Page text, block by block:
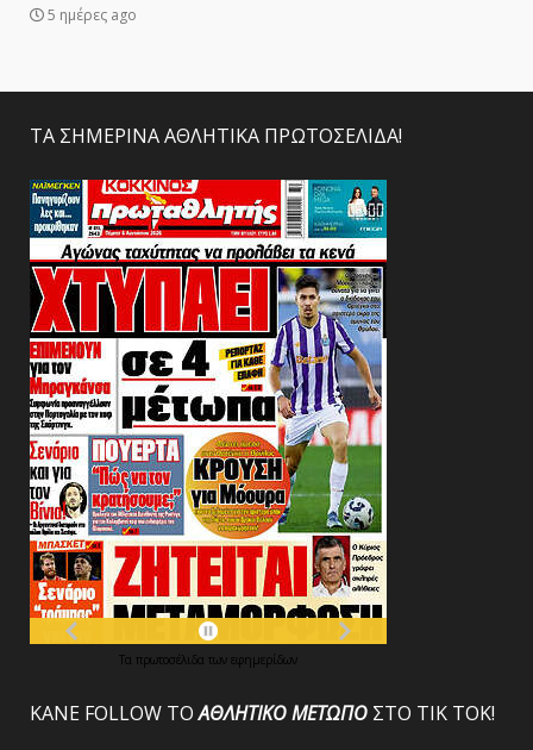
5 ημέρες ago
ΤΑ ΣΗΜΕΡΙΝΑ ΑΘΛΗΤΙΚΑ ΠΡΩΤΟΣΕΛΙΔΑ!
Τα πρωτοσέλιδα των εφημερίδων
ΚΑΝΕ FOLLOW ΤΟΑΘΛΗΤΙΚΟΜΕΤΩΠΟ ΣΤΟ ΤΙΚ ΤΟΚ!